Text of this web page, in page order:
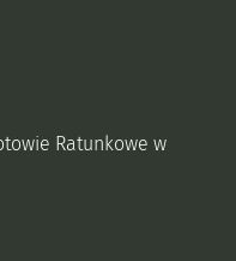
Ratunkowe w